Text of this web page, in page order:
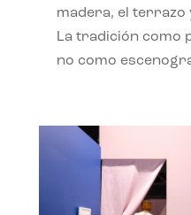
madera, el terrazo
La tradición como
no como